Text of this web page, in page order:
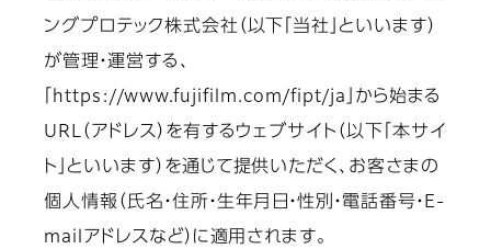
ングプロテック株式会社（以下「当社」といいます）
が管理・運営する、
「https://www.fujifilm.com/fipt/ja」から始まる
URL（アドレス）を有するウェブサイト（以下「本サイ
ト」といいます）を通じて提供いただく、お客さまの
個人情報（氏名・住所・生年月日・性別・電話番号・E-
mailアドレスなど）に適用されます。